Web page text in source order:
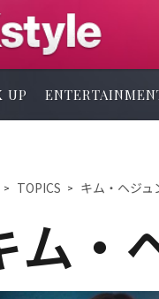
UP
TOPICS キム・ヘジュ
ム・